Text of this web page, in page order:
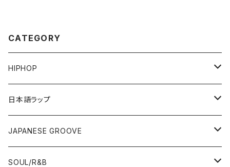
CATEGORY
HIPHOP
12"/7"
80'S OLD SCHOOL
EARLY 90'S MIDDLE〜NEW SCHOOL
LP
80'S OLD SCHOOL
日本語ラップ
12"/7"
80'S OLD SCHOOL〜EARLY 90'S
LP
JAPANESE GROOVE
LP
SOUL/R&B